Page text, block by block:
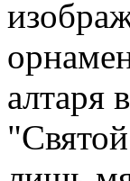
алтаря